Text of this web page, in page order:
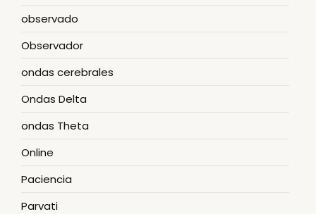
observado
Observador
ondas cerebrales
Ondas Delta
ondas Theta
Online
Paciencia
Parvati